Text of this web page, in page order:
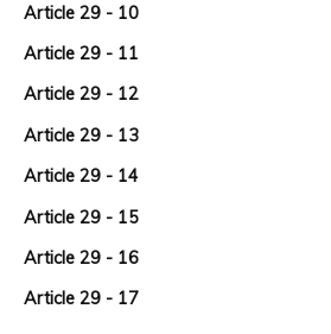
Article 29 - 10
Article 29 - 11
Article 29 - 12
Article 29 - 13
Article 29 - 14
Article 29 - 15
Article 29 - 16
Article 29 - 17